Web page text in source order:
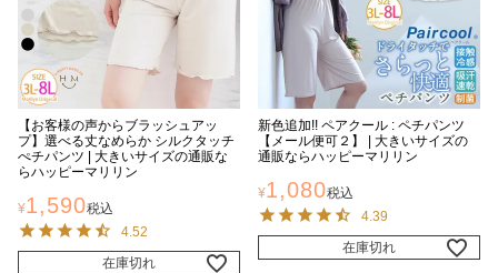
【お客様の声からブラッシュアッ
プ】選べる丈なめらか シルクタッチ
ぺチパンツ | 大きいサイズの通販な
らハッピーマリリン
¥1,590税込
4.52
在庫切れ
新色追加!! ペアクール : ペチパンツ
【メール便可２】 | 大きいサイズの
通販ならハッピーマリリン
¥1,080税込
4.39
在庫切れ